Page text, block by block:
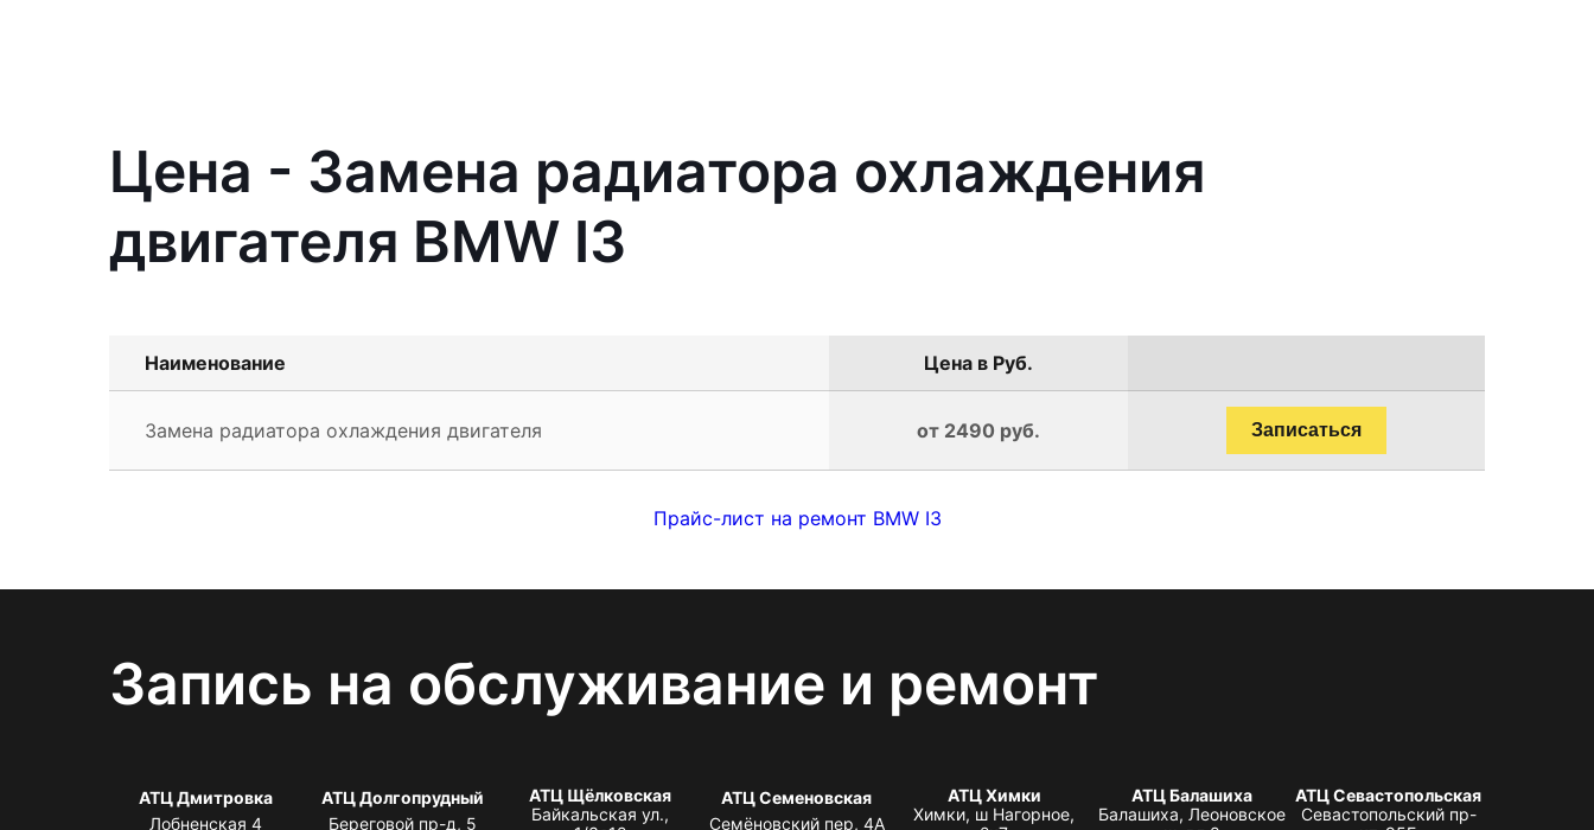
Цена - Замена радиатора охлаждения
двигателя BMW I3
Наименование Цена в Руб.
Замена радиатора охлаждения двигателя от 2490 руб. Записаться
Прайс-лист на ремонт BMW I3
Запись на обслуживание и ремонт
АТЦ Дмитровка
Лобненская 4
АТЦ Долгопрудный
Береговой пр-д, 5
АТЦ Щёлковская
Байкальская ул.,
АТЦ Семеновская
Семёновский пер, 4А
АТЦ Химки
Химки, ш Нагорное,
АТЦ Балашиха
Балашиха, Леоновское
АТЦ Севастопольская
Севастопольский пр-